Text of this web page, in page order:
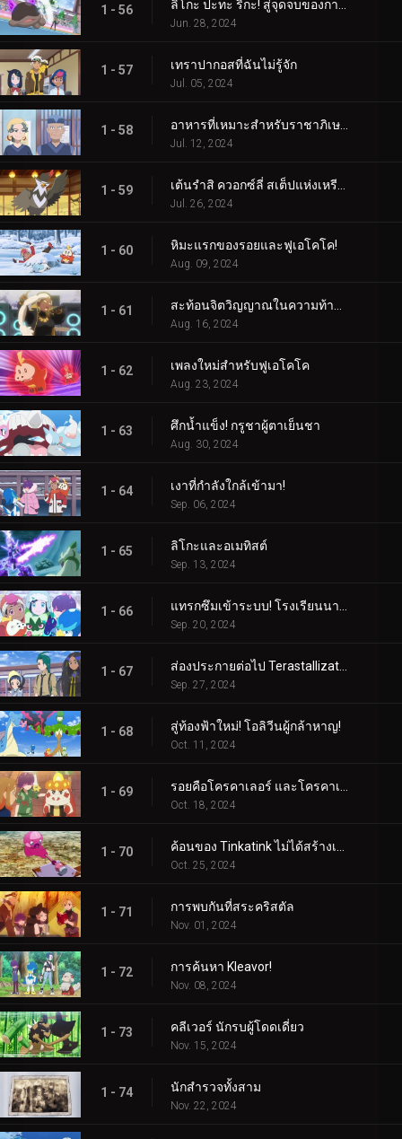
1 - 56
Jun. 28, 2024
1 - 57 เทราปากอสที่ฉันไม่รู้จัก
Jul. 05, 2024
1 - 58
Jul. 12, 2024
1 - 59
Jul. 26, 2024
1 - 60 หิมะแรกของรอยและฟูเอโคโค!
Aug. 09, 2024
1 - 61
Aug. 16, 2024
1 - 62 เพลงใหม่สำหรับฟูเอโคโค
Aug. 23, 2024
1 - 63 ศึกน้ำแข็ง! กรูชาผู้ตาเย็นชา
Aug. 30, 2024
1 - 64 เงาที่กำลังใกล้เข้ามา!
Sep. 06, 2024
1 - 65 ลิโกะและอเมทิสต์
Sep. 13, 2024
1 - 66
Sep. 20, 2024
1 - 67
Sep. 27, 2024
1 - 68 สู่ท้องฟ้าใหม่! โอลิวีนผู้กล้าหาญ!
Oct. 11, 2024
1 - 69
Oct. 18, 2024
1 - 70
Oct. 25, 2024
1 - 71 การพบกันที่สระคริสตัล
Nov. 01, 2024
1 - 72 การค้นหา Kleavor!
Nov. 08, 2024
1 - 73 คลีเวอร์ นักรบผู้โดดเดี่ยว
Nov. 15, 2024
1 - 74 นักสำรวจทั้งสาม
Nov. 22, 2024